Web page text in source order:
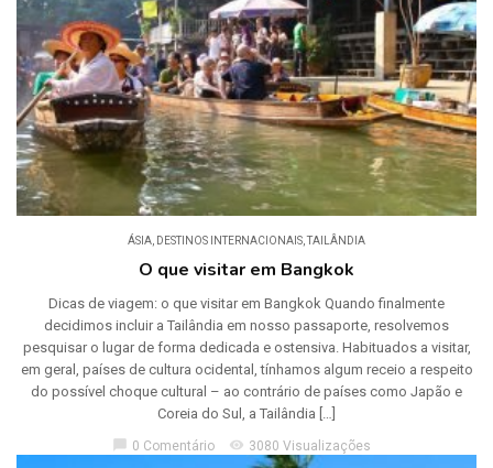
ÁSIA DESTINOS INTERNACIONAIS ,TAILÂNDIA
O que visitar em Bangkok
Dicas de viagem: o que visitar em Bangkok Quando finalmente
decidimos incluir a Tailândia em nosso passaporte, resolvemos
pesquisar o lugar de forma dedicada e ostensiva. Habituados a visitar,
em geral, países de cultura ocidental, tínhamos algum receio a respeito
do possível choque cultural – ao contrário de países como Japão e
Coreia do Sul, a Tailândia […]
0 Comentário visibility 3080 Visualizações